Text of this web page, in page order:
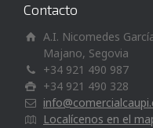
Contacto
A.I. Nicomedes
Majano, Segovia
+34 921 490 987
+34 921 490 328
Localícenos en el